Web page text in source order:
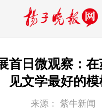
首日微观察：
见文学最好的
来源：
紫牛新闻